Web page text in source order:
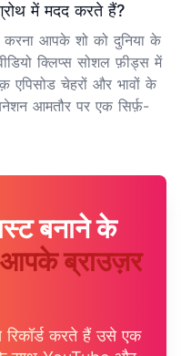
में मदद करते हैं?
आपके शो को दुनिया के
क्लिप्स सोशल फ़ीड्स में
चेहरों और भावों के
आमतौर पर एक सिर्फ़-
बनाने के
ब्राउज़र
करते हैं उसे एक